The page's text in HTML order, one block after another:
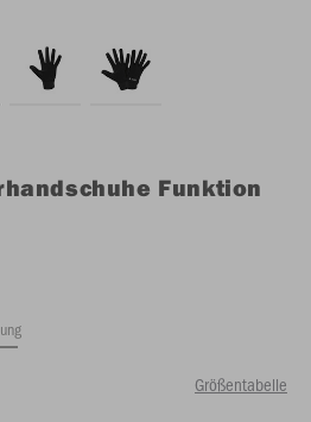
Funktion
Größentabelle